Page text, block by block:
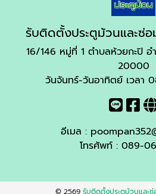
รับติดตั้งประตูม้วนและซ่
16/146 หมู่ที่ 1 ตำบลห้วยกะปิ อ
20000
วันจันทร์-วันอาทิตย์ เวลา
อีเมล :
โทรศัพท์ : 089-
© 2569รับติดตั้งประตูม้วนและ